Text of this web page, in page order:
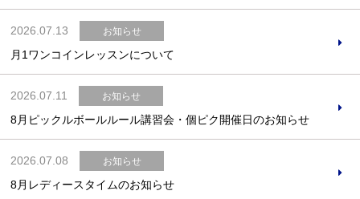
2026.07.13 お知らせ
月1ワンコインレッスンについて
2026.07.11 お知らせ
8月ピックルボールルール講習会・個ピク開催日のお知らせ
2026.07.08 お知らせ
8月レディースタイムのお知らせ